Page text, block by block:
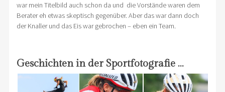
war mein Titelbild auch schon da und die Vorstände waren dem
Berater eh etwas skeptisch gegenüber. Aber das war dann doch
der Knaller und das Eis war gebrochen – eben ein Team.
Geschichten in der Sportfotografie …